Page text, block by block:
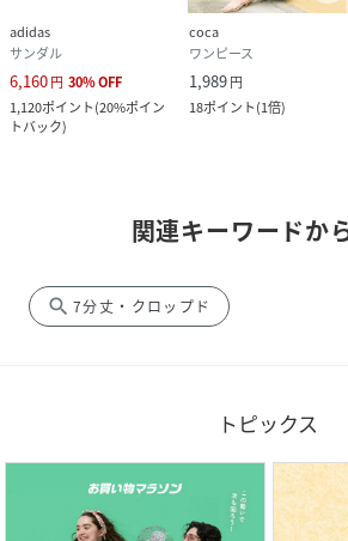
adidas
サンダル
6,160円 30%OFF
1,120ポイント(20%ポイン
トバック)
coca
ワンピース
1,989円
18ポイント(1倍)
関連キーワードか
search 7分丈・クロップド
トピックス